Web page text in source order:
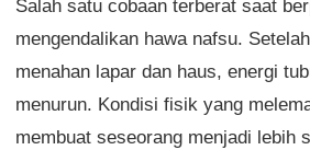
Salah satu cobaan terberat saat
mengendalikan hawa nafsu.
menahan lapar dan haus, energi
menurun. Kondisi fisik yang
membuat seseorang menjadi lebih